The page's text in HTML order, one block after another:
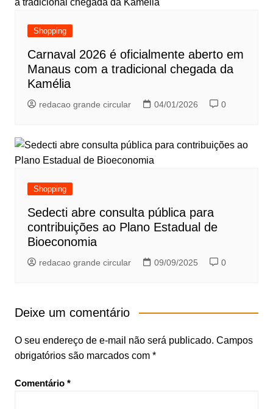
Shopping
Carnaval 2026 é oficialmente aberto em
Manaus com a tradicional chegada da
Kamélia
redacao grande circular 04/01/2026 0
Shopping
Sedecti abre consulta pública para
contribuições ao Plano Estadual de
Bioeconomia
redacao grande circular 09/09/2025 0
Deixe um comentário
O seu endereço de e-mail não será publicado. Campos
obrigatórios são marcados com *
Comentário *